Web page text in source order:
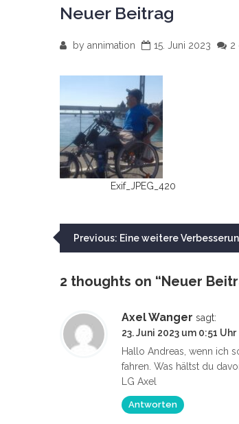
Neuer Beitrag
by annimation 15. Juni 2023 2
Exif_JPEG_420
Previous: Eine weitere
2 thoughts on “Neuer
Axel Wanger sagt:
23. Juni 2023 um 0:51 Uhr
Hallo Andreas, wenn ich
fahren. Was hältst du
LG Axel
Antworten